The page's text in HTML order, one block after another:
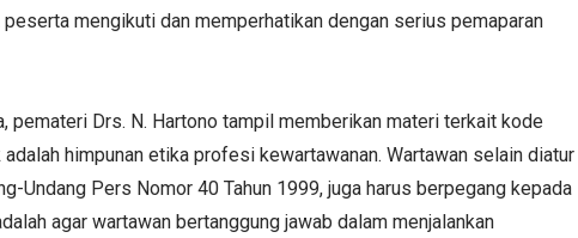
mengikuti dan memperhatikan dengan serius pemaparan
pemateri Drs. N. Hartono tampil memberikan materi terkait kode
himpunan etika profesi kewartawanan. Wartawan selain diatur
Undang Pers Nomor 40 Tahun 1999, juga harus berpegang kepada
agar wartawan bertanggung jawab dalam menjalankan